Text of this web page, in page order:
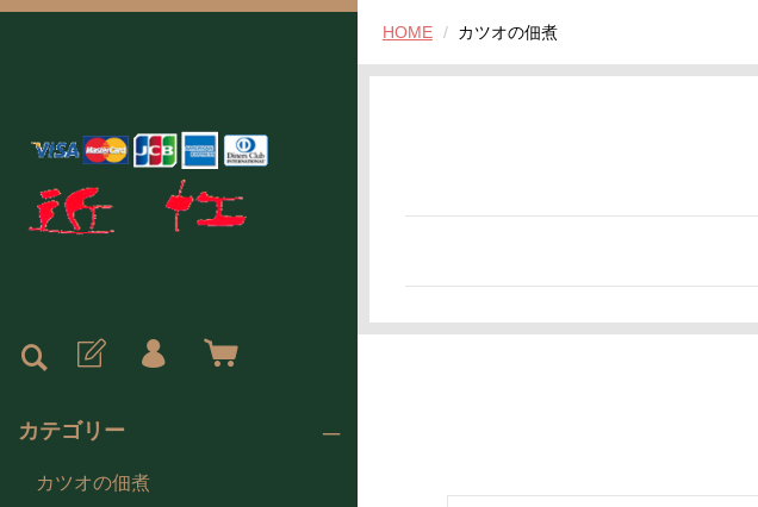
カテゴリー
カツオの佃煮
HOME カツオの佃煮